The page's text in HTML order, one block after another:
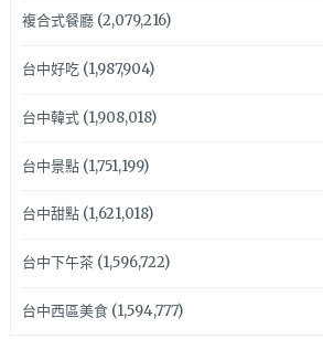
複合式餐廳(2,079,216)
台中好吃(1,987,904)
台中韓式(1,908,018)
台中景點(1,751,199)
台中甜點(1,621,018)
台中下午茶(1,596,722)
台中西區美食(1,594,777)